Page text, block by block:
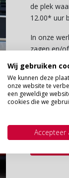
de plek
12.00* uur
In onze
zagen en/
en
te spuiten.
*vraag naar
Wij gebruiken
We kunnen deze
onze website te
een geweldige
cookies die we
Accepteer